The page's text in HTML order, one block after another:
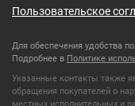
Пользовательское
Для обеспечения удобства
Подробнее в Политике
Указанные контакты также
обращения покупателей о